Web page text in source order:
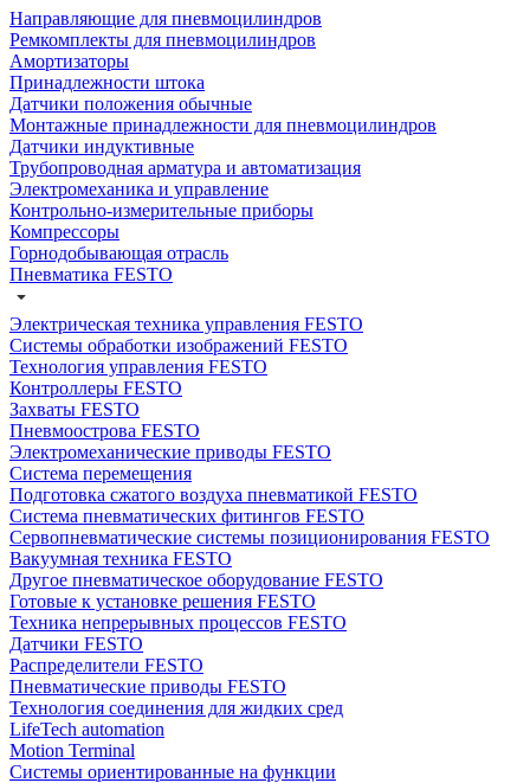
Направляющие для пневмоцилиндров
Ремкомплекты для пневмоцилиндров
Амортизаторы
Принадлежности штока
Датчики положения обычные
Монтажные принадлежности для пневмоцилиндров
Датчики индуктивные
Трубопроводная арматура и автоматизация
Электромеханика и управление
Контрольно-измерительные приборы
Компрессоры
Горнодобывающая отрасль
Пневматика FESTO
Электрическая техника управления FESTO
Системы обработки изображений FESTO
Технология управления FESTO
Контроллеры FESTO
Захваты FESTO
Пневмоострова FESTO
Электромеханические приводы FESTO
Система перемещения
Подготовка сжатого воздуха пневматикой FESTO
Система пневматических фитингов FESTO
Сервопневматические системы позиционирования FESTO
Вакуумная техника FESTO
Другое пневматическое оборудование FESTO
Готовые к установке решения FESTO
Техника непрерывных процессов FESTO
Датчики FESTO
Распределители FESTO
Пневматические приводы FESTO
Технология соединения для жидких сред
LifeTech automation
Motion Terminal
Системы ориентированные на функции